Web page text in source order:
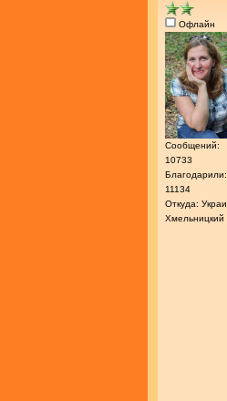
Офлайн
Сообщений:
10733
Благодарили:
11134
Откуда:
Хмельницкий